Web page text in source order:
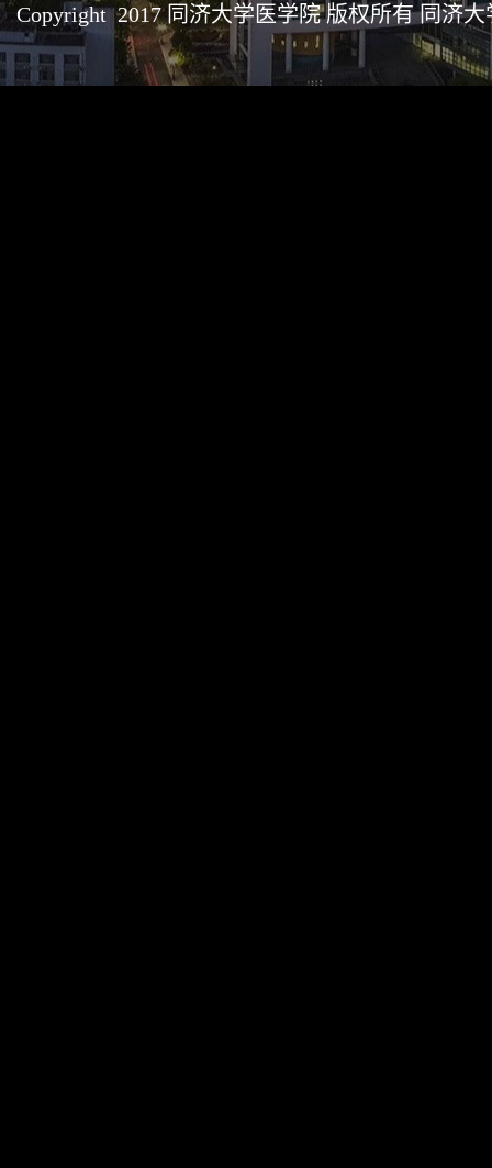
Copyright 2017 同济大学医学院 版权所有 同济